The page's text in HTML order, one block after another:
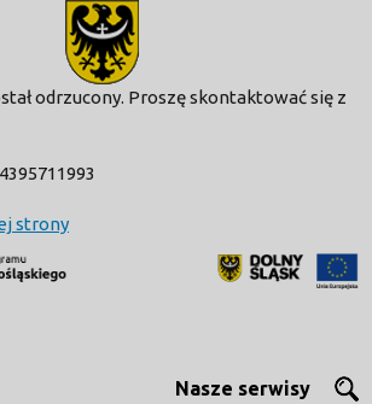
odrzucony. Proszę skontaktować się z
strony
Nasze serwisy
modal-check